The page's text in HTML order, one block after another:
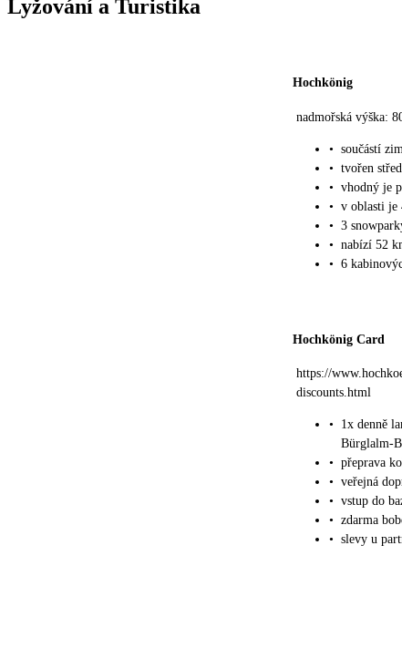
Lyžování a Turistika
Hochkönig
nadmořská výška:
• součástí
• tvořen
• vhodný je
• v oblasti je
• 3
• nabízí 52
• 6
Hochkönig Card
https://
discounts.html
•
1x denně
Bürglalm-
• přeprava
• veřejná
• vstup do
• zdarma
• slevy u